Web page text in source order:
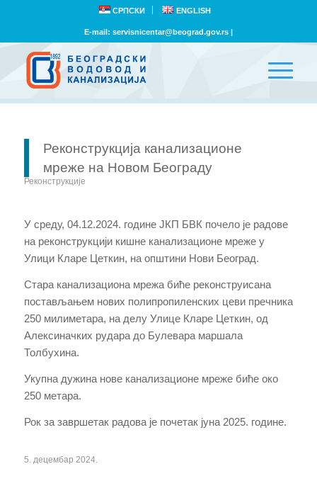
СРПСКИ ENGLISH
E-mail: servisnicentar@beograd.gov.rs|
Реконструкција канализационе
мреже на Новом Београду
Реконструкције
У среду, 04.12.2024. године ЈКП БВК почело је радове
на реконструкцији кишне канализационе мреже у
Улици Кларе Цеткин, на општини Нови Београд.
Стара канализациона мрежа биће реконструисана
постављањем нових полипропиленских цеви пречника
250 милиметара, на делу Улице Кларе Цеткин, од
Алексиначких рудара до Булевара маршала
Толбухина.
Укупна дужина нове канализационе мреже биће око
250 метара.
Рок за завршетак радова је почетак јуна 2025. године.
5. децембар 2024.